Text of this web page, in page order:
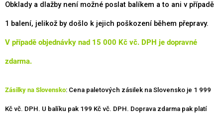
Obklady a dlažby není možné poslat balíkem a to ani v případě
1 balení, jelikož by došlo k jejich poškození během přepravy.
V případě objednávky nad 15 000 Kč vč. DPH je dopravné
zdarma.
Zásilky na Slovensko: Cena paletových zásilek na Slovensko je 1 999
Kč vč. DPH. U balíku pak 199 Kč vč. DPH. Doprava zdarma pak platí